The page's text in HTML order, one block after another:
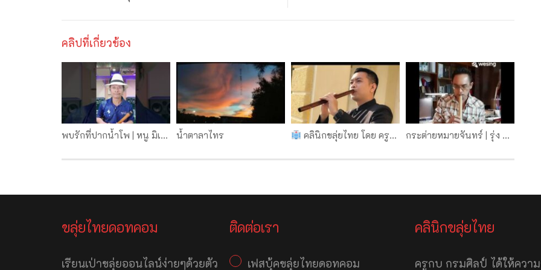
คลิปที่เกี่ยวข้อง
พบรักที่ปากน้ำโพ | หนู มิเตอร์ cover ขลุ่ยไม้ขนุนทอง อ.ดำ ขุนขลุ่ยอันดามัน น้ำ​ตา​ลาไทร คลินิกขลุ่ยไทย โดย ครูกบ กรมศิลป์ EP.3 เทคนิคการไล่นิ้ว การใช้ลม การตอดลิ้น กระต่ายหมายจันทร์ | รุ่ง ขลุ่ยไทย cover
ขลุ่ยไทยดอทคอม
เรียนเป่าขลุ่ยออนไลน์ง่ายๆด้วยตัว
ติดต่อเรา
เฟสบุ้คขลุ่ยไทยดอทคอม
คลินิกขลุ่ยไทย
ครูกบ กรมศิลป์ ได้ให้ควา